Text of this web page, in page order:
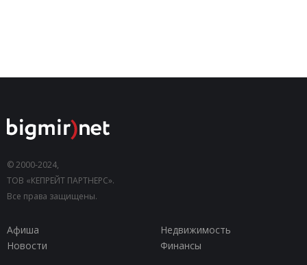
© 2000-2024,
ТОВ «КЕПРЕЙТ ПАРТНЕРС».
Все права защищены.
Афиша
Недвижимость
Новости
Финансы